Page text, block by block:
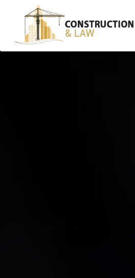
6989508447,6978245071